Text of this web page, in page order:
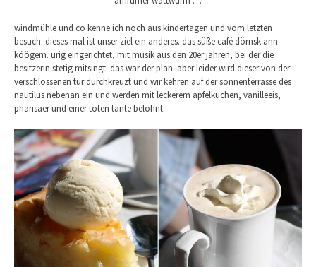
windmühle und co kenne ich noch aus kindertagen und vom letzten
besuch. dieses mal ist unser ziel ein anderes. das süße café dörnsk ann
köögem. urig eingerichtet, mit musik aus den 20er jahren, bei der die
besitzerin stetig mitsingt. das war der plan. aber leider wird dieser von der
verschlossenen tür durchkreuzt und wir kehren auf der sonnenterrasse des
nautilus nebenan ein und werden mit leckerem apfelkuchen, vanilleeis,
pharisäer und einer toten tante belohnt.